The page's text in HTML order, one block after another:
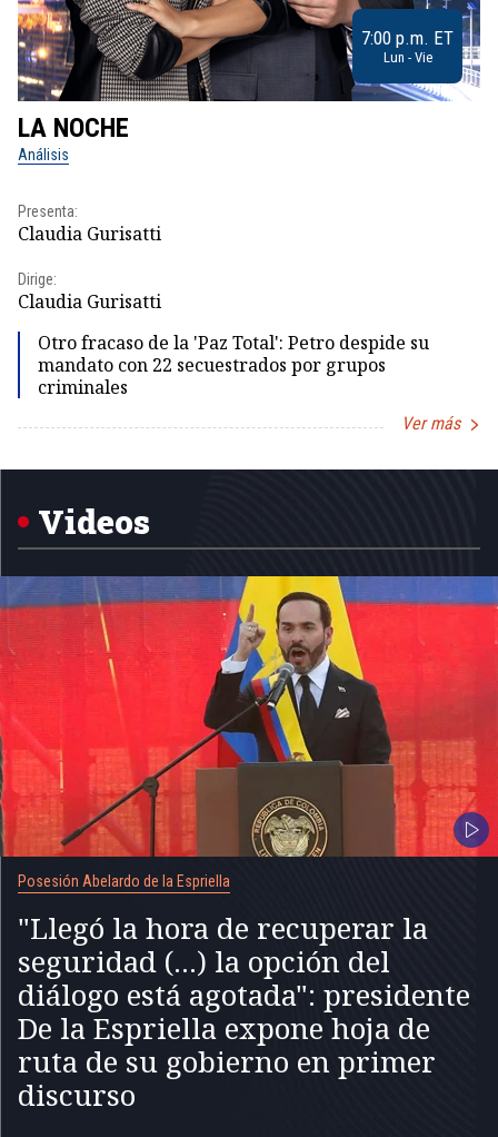
7:00 p.m. ET
Lun - Vie
LA NOCHE
Análisis
Presenta:
Claudia Gurisatti
Dirige:
Claudia Gurisatti
Otro fracaso de la 'Paz Total': Petro despide su
mandato con 22 secuestrados por grupos
criminales
Ver más
Videos
Posesión Abelardo de la Espriella
"Llegó la hora de recuperar la
seguridad (...) la opción del
diálogo está agotada": presidente
De la Espriella expone hoja de
ruta de su gobierno en primer
discurso